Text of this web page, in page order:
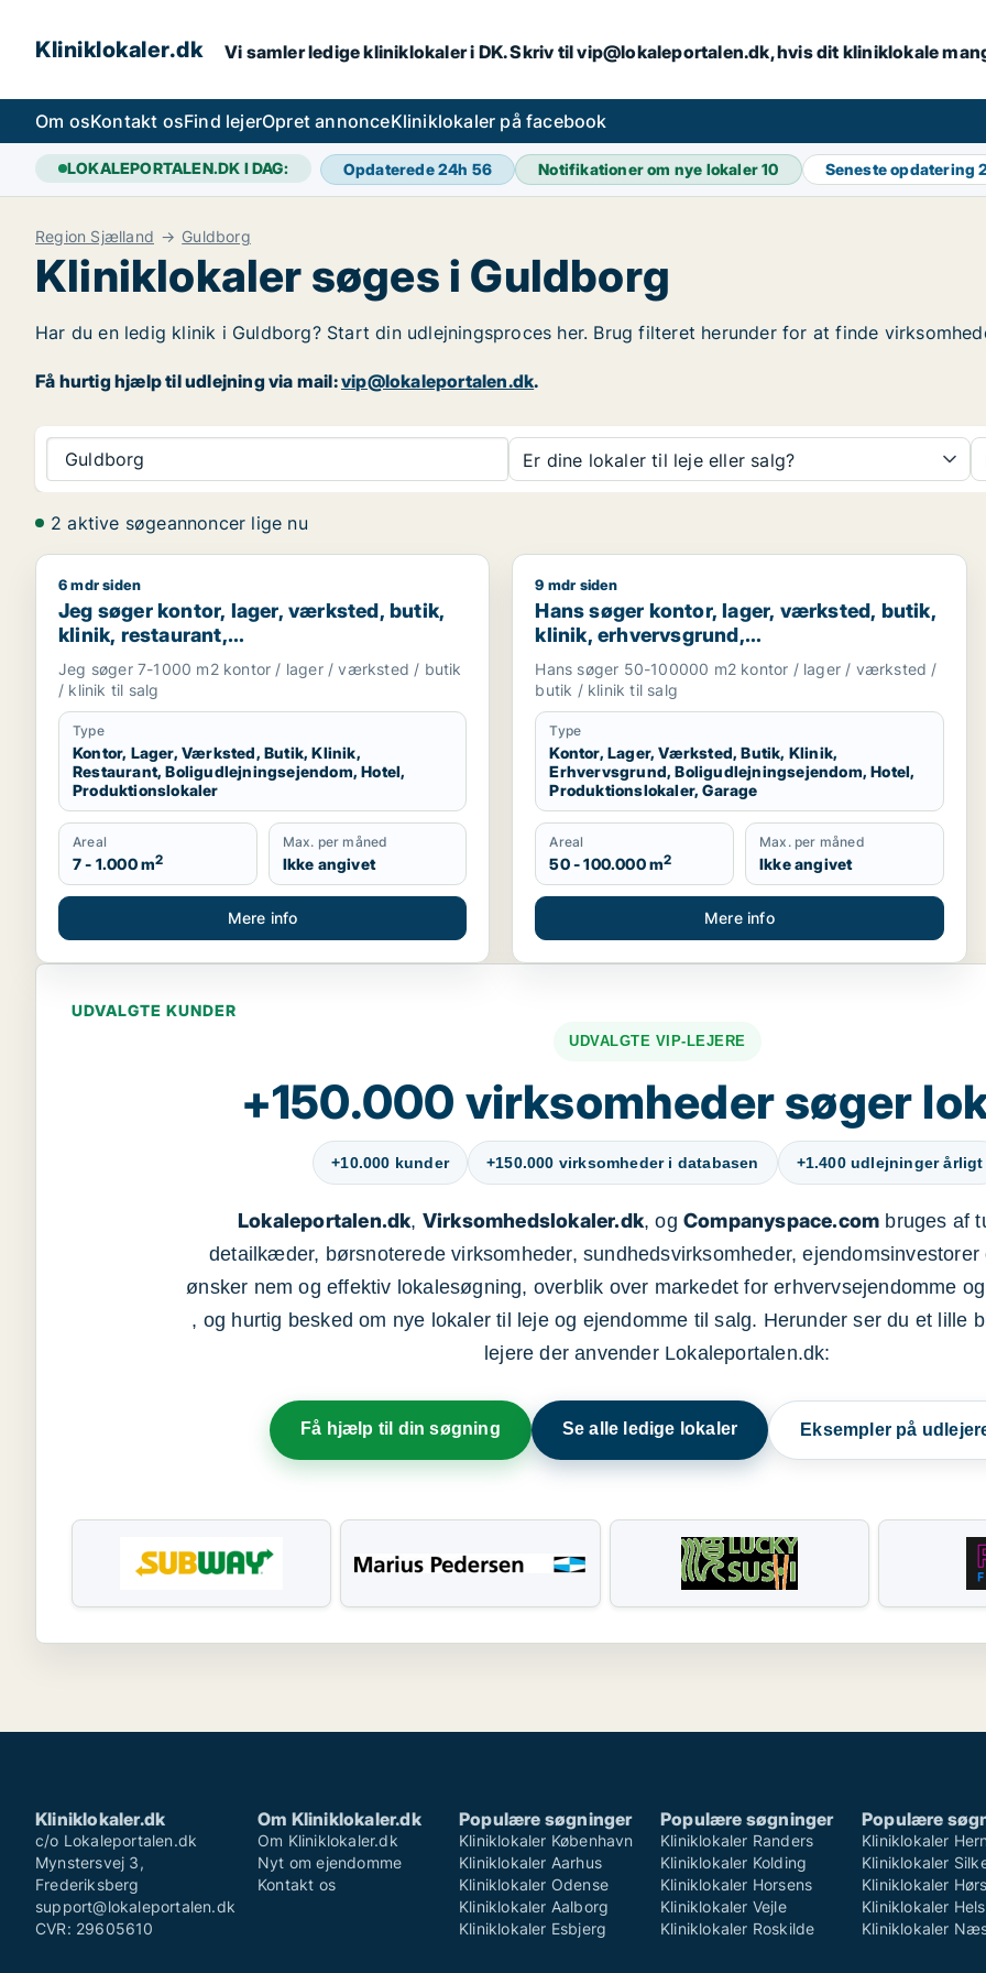
Kliniklokaler.dk Vi samler ledige kliniklokaler i DK. Skriv til vip@lokaleportalen.dk, hvis dit kliniklokale
Om osKontakt osFind lejerOpret annonceKliniklokaler på facebook
LOKALEPORTALEN.DK I DAG: Opdaterede 24h 56 Notifikationer om nye lokaler10 Seneste opdatering
Region Sjælland Guldborg
Kliniklokaler søges i Guldborg
Har du en ledig klinik i Guldborg? Start din udlejningsproces her. Brug filteret herunder for at finde
Få hurtig hjælp til udlejning via mail:vip@lokaleportalen.dk.
Guldborg Er dine lokaler til leje eller salg?
2 aktive søgeannoncer lige nu
Jeg søger kontor, lager, værksted, butik, klinik, restaurant, boligudlejningsejendom, hotel eller
6 mdr siden
Jeg søger kontor, lager, værksted, butik,
klinik, restaurant,
boligudlejningsejendom, hotel eller
produktionslokaler til salg i Vordingborg,
Guldborgsund eller Lolland
Jeg søger 7-1000 m2 kontor / lager / værksted / butik
/ klinik til salg
Type
Kontor, Lager, Værksted, Butik, Klinik,
Restaurant, Boligudlejningsejendom, Hotel,
Produktionslokaler
Areal
7 - 1.000 m2
Max. per måned
Ikke angivet
Mere info
Hans søger kontor, lager, værksted, butik, klinik,
9 mdr siden
Hans søger kontor, lager, værksted, butik,
klinik, erhvervsgrund,
boligudlejningsejendom, hotel,
produktionslokaler eller garage til salg i
Region Sjælland
Hans søger 50-100000 m2 kontor / lager / værksted /
butik / klinik til salg
Type
Kontor, Lager, Værksted, Butik, Klinik,
Erhvervsgrund, Boligudlejningsejendom, Hotel,
Produktionslokaler, Garage
Areal
50 - 100.000 m2
Max. per måned
Ikke angivet
Mere info
UDVALGTE KUNDER
UDVALGTE VIP-LEJERE
+150.000 virksomheder søger
+10.000 kunder +150.000 virksomheder i databasen +1.400 udlejninger årligt
Lokaleportalen.dk, Virksomhedslokaler.dk, og Companyspace.com bruges af
detailkæder, børsnoterede virksomheder, sundhedsvirksomheder, ejendomsinvestorer
ønsker nem og effektiv lokalesøgning, overblik over markedet for erhvervsejendomme
, og hurtig besked om nye lokaler til leje og ejendomme til salg. Herunder ser du et lille
lejere der anvender Lokaleportalen.dk:
Få hjælp til din søgning Se alle ledige lokaler Eksempler på
Kliniklokaler.dk
c/o Lokaleportalen.dk
Mynstersvej 3,
Frederiksberg
support@lokaleportalen.dk
CVR: 29605610
Om Kliniklokaler.dk
Om Kliniklokaler.dk
Nyt om ejendomme
Kontakt os
Populære søgninger
Kliniklokaler København
Kliniklokaler Aarhus
Kliniklokaler Odense
Kliniklokaler Aalborg
Kliniklokaler Esbjerg
Populære søgninger
Kliniklokaler Randers
Kliniklokaler Kolding
Kliniklokaler Horsens
Kliniklokaler Vejle
Kliniklokaler Roskilde
Populære
Kliniklokaler
Kliniklokaler
Kliniklokaler
Kliniklokaler
Kliniklokaler